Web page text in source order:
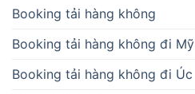
Booking tải hàng không
Booking tải hàng không đi Mỹ
Booking tải hàng không đi Úc